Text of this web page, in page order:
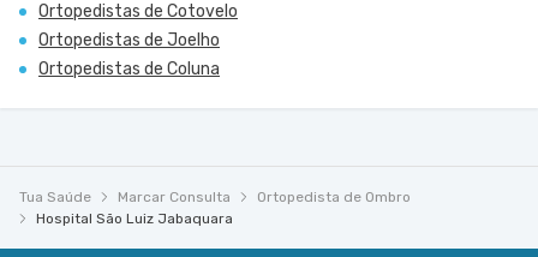
Ortopedistas de Cotovelo
Ortopedistas de Joelho
Ortopedistas de Coluna
Tua Saúde Marcar Consulta
Ortopedista de Ombro
Hospital São Luiz Jabaquara